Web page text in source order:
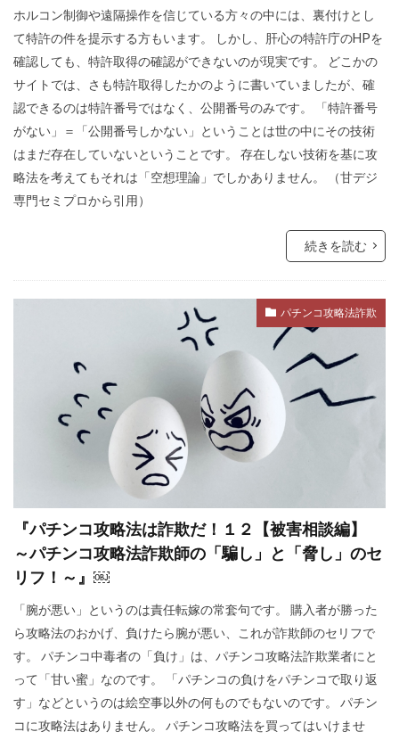
ホルコン制御や遠隔操作を信じている方々の中には、裏付けとし
て特許の件を提示する方もいます。 しかし、肝心の特許庁のHPを
確認しても、特許取得の確認ができないのが現実です。 どこかの
サイトでは、さも特許取得したかのように書いていましたが、確
認できるのは特許番号ではなく、公開番号のみです。 「特許番号
がない」＝「公開番号しかない」ということは世の中にその技術
はまだ存在していないということです。 存在しない技術を基に攻
略法を考えてもそれは「空想理論」でしかありません。 （甘デジ
専門セミプロから引用）
続きを読む
パチンコ攻略法詐欺
『パチンコ攻略法は詐欺だ！１２【被害相談編】
～パチンコ攻略法詐欺師の「騙し」と「脅し」のセ
リフ！～』￼
「腕が悪い」というのは責任転嫁の常套句です。 購入者が勝った
ら攻略法のおかげ、負けたら腕が悪い、これが詐欺師のセリフで
す。 パチンコ中毒者の「負け」は、パチンコ攻略法詐欺業者にと
って「甘い蜜」なのです。 「パチンコの負けをパチンコで取り返
す」などというのは絵空事以外の何ものでもないのです。 パチン
コに攻略法はありません。 パチンコ攻略法を買ってはいけませ
マインド・マネージメント
マインドコントロール
ポツダム宣言
ボヘミアン・クラブ
ボトックス
ホルコン特許
ホルコン攻略法
ホルコン
プロパガンダ２
プロパガンダ
プリオン病
プリオン
フリーメーソン
検索